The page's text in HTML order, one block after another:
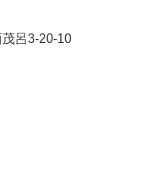
呂3-20-10